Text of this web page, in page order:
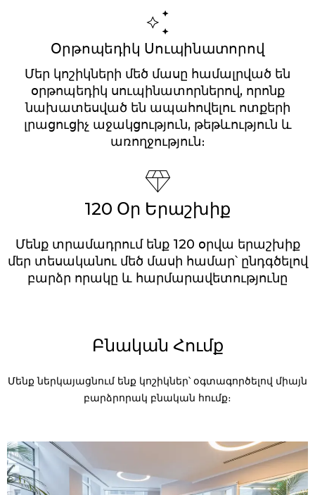
Օրթոպեդիկ Սուպինատորով
Մեր կոշիկների մեծ մասը համալրված են
օրթոպեդիկ սուպինատորներով, որոնք
նախատեսված են ապահովելու ոտքերի
լրացուցիչ աջակցություն, թեթևություն և
առողջություն։
120 Օր Երաշխիք
Մենք տրամադրում ենք 120 օրվա երաշխիք
մեր տեսականու մեծ մասի համար՝ ընդգծելով
բարձր որակը և հարմարավետությունը
Բնական Հումք
Մենքներկայացնում ենք կոշիկներ՝ օգտագործելով միայն
բարձրորակ բնական հումք։